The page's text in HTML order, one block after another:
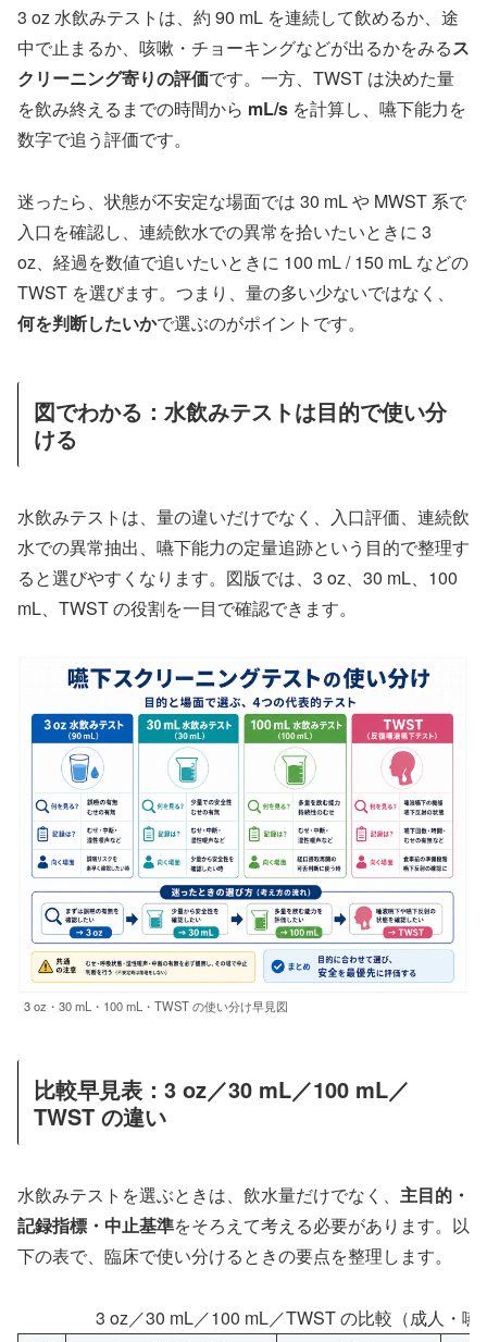
3 oz 水飲みテストは、約 90 mL を連続して飲めるか、途
中で止まるか、咳嗽・チョーキングなどが出るかをみるス
クリーニング寄りの評価です。一方、TWST は決めた量
を飲み終えるまでの時間から mL/s を計算し、嚥下能力を
数字で追う評価です。
迷ったら、状態が不安定な場面では 30 mL や MWST 系で
入口を確認し、連続飲水での異常を拾いたいときに 3
oz、経過を数値で追いたいときに 100 mL / 150 mL などの
TWST を選びます。つまり、量の多い少ないではなく、
何を判断したいかで選ぶのがポイントです。
図でわかる：水飲みテストは目的で使い分
ける
水飲みテストは、量の違いだけでなく、入口評価、連続飲
水での異常抽出、嚥下能力の定量追跡という目的で整理す
ると選びやすくなります。図版では、3 oz、30 mL、100
mL、TWST の役割を一目で確認できます。
3 oz・30 mL・100 mL・TWST の使い分け早見図
比較早見表：3 oz／30 mL／100 mL／
TWST の違い
水飲みテストを選ぶときは、飲水量だけでなく、 主目的・
記録指標・中止基準をそろえて考える必要があります。以
下の表で、臨床で使い分けるときの要点を整理します。
3 oz／30 mL／100 mL／TWST の比較（成人・